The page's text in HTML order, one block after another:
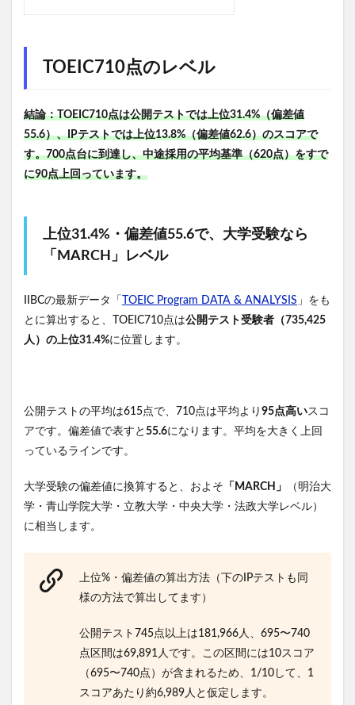
TOEIC710点のレベル
結論：TOEIC710点は公開テストでは上位31.4%（偏差値
55.6）、IPテストでは上位13.8%（偏差値62.6）のスコアで
す。700点台に到達し、中途採用の平均基準（620点）をすで
に90点上回っています。
上位31.4%・偏差値55.6で、大学受験なら
「MARCH」レベル
IIBCの最新データ「 TOEIC Program DATA & ANALYSIS 」をも
とに算出すると、TOEIC710点は公開テスト受験者（735,425
人）の上位31.4%に位置します。
公開テストの平均は615点で、710点は平均より 95点高いスコ
アです。偏差値で表すと 55.6になります。平均を大きく上回
っているラインです。
大学受験の偏差値に換算すると、およそ 「MARCH」
（明治大
学・青山学院大学・立教大学・中央大学・法政大学レベル）
に相当します。
上位%・偏差値の算出方法（下のIPテストも同
様の方法で算出してます）
公開テスト745点以上は181,966人、695〜740
点区間は69,891人です。この区間には10スコア
（695〜740点）が含まれるため、1/10して、1
スコアあたり約6,989人と仮定します。